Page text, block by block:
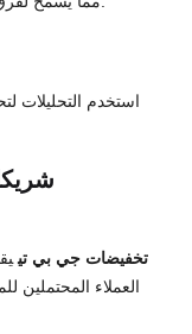
استخدم التحليلات
تخفيضات جي بي تي
العملاء المحتملين